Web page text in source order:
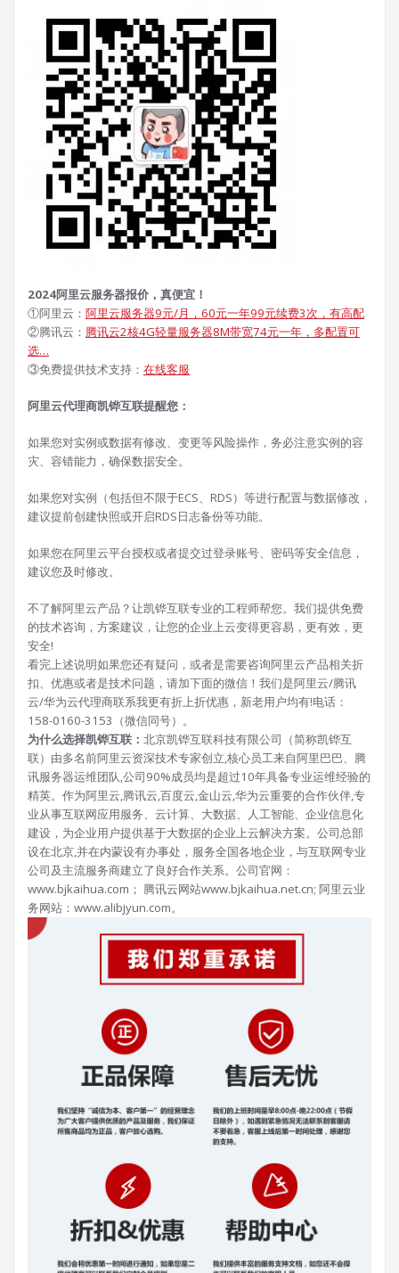
2024阿里云服务器报价，真便宜！
①阿里云： 阿里云服务器9元/月，60元一年99元续费3次，有高配
②腾讯云： 腾讯云2核4G轻量服务器8M带宽74元一年，多配置可
选…
③免费提供技术支持： 在线客服
阿里云代理商凯铧互联提醒您：
如果您对实例或数据有修改、变更等风险操作，务必注意实例的容
灾、容错能力，确保数据安全。
如果您对实例（包括但不限于ECS、RDS）等进行配置与数据修改，
建议提前创建快照或开启RDS日志备份等功能。
如果您在阿里云平台授权或者提交过登录账号、密码等安全信息，
建议您及时修改。
不了解阿里云产品？让凯铧互联专业的工程师帮您。我们提供免费
的技术咨询，方案建议，让您的企业上云变得更容易，更有效，更
安全!
看完上述说明如果您还有疑问，或者是需要咨询阿里云产品相关折
扣、优惠或者是技术问题，请加下面的微信！我们是阿里云/腾讯
云/华为云代理商联系我更有折上折优惠，新老用户均有!电话：
158-0160-3153（微信同号）。
为什么选择凯铧互联： 北京凯铧互联科技有限公司（简称凯铧互
联）由多名前阿里云资深技术专家创立,核心员工来自阿里巴巴、腾
讯服务器运维团队,公司90%成员均是超过10年具备专业运维经验的
精英。作为阿里云,腾讯云,百度云,金山云,华为云重要的合作伙伴,专
业从事互联网应用服务、云计算、大数据、人工智能、企业信息化
建设，为企业用户提供基于大数据的企业上云解决方案。公司总部
设在北京,并在内蒙设有办事处，服务全国各地企业，与互联网专业
公司及主流服务商建立了良好合作关系。公司官网：
www.bjkaihua.com； 腾讯云网站www.bjkaihua.net.cn; 阿里云业
务网站：www.alibjyun.com。